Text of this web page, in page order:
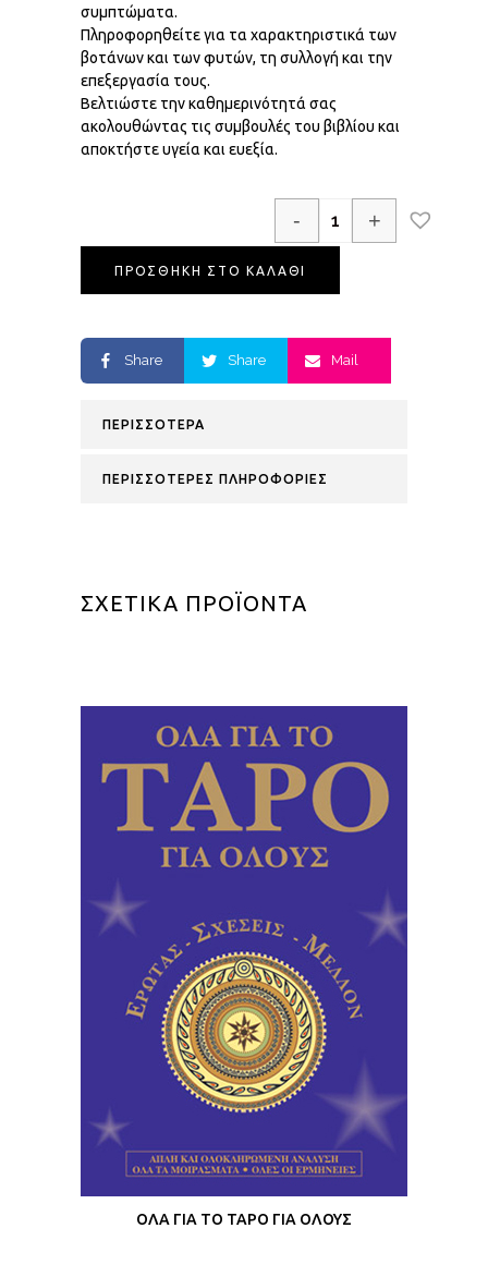
συμπτώματα.
Πληροφορηθείτε για τα χαρακτηριστικά των
βοτάνων και των φυτών, τη συλλογή και την
επεξεργασία τους.
Βελτιώστε την καθημερινότητά σας
ακολουθώντας τις συμβουλές του βιβλίου και
αποκτήστε υγεία και ευεξία.
- +
ΠΡΟΣΘΗΚΗ ΣΤΟ ΚΑΛΑΘΙ
Share Share Mail
ΠΕΡΙΣΣΟΤΕΡΑ
ΠΕΡΙΣΣΟΤΕΡΕΣ ΠΛΗΡΟΦΟΡΙΕΣ
ΣΧΕΤΙΚΑ ΠΡΟΪΟΝΤΑ
ΟΛΑ ΓΙΑ ΤΟ ΤΑΡΟ ΓΙΑ ΟΛΟΥΣ